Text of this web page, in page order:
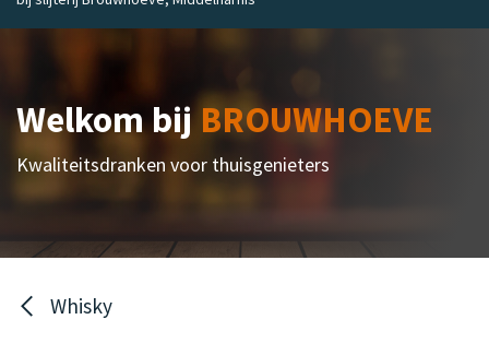
Welkom bijBROUWHOEVE
Kwaliteitsdranken voor thuisgenieters
Whisky